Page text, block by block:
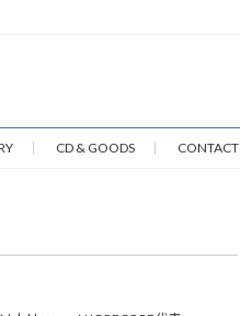
CD & GOODS CONTACT